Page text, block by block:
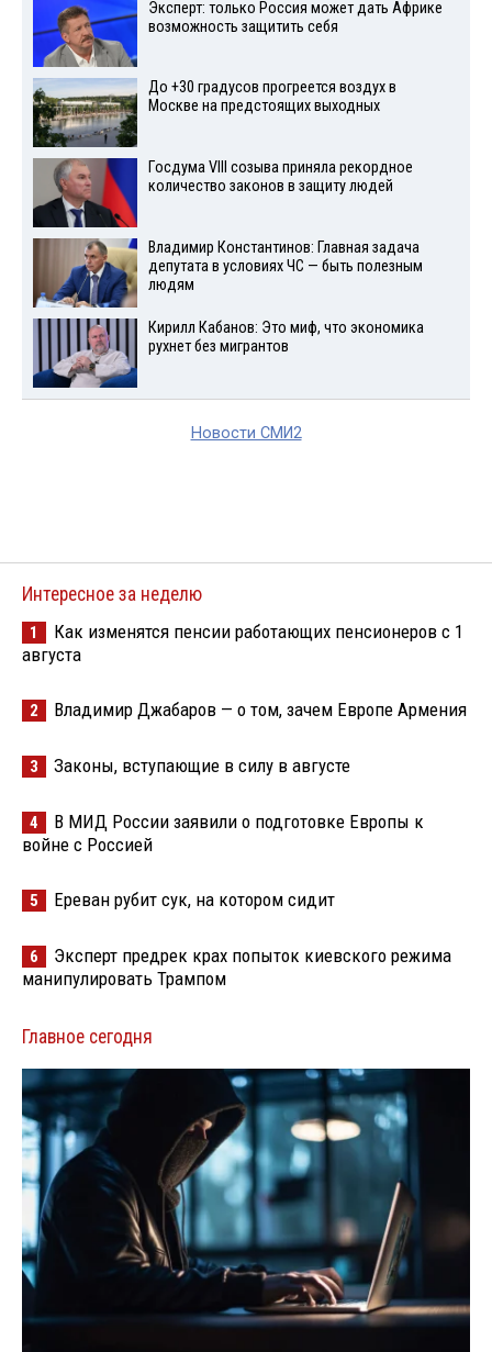
Эксперт: только Россия может дать Африке
возможность защитить себя
До +30 градусов прогреется воздух в
Москве на предстоящих выходных
Госдума VIII созыва приняла рекордное
количество законов в защиту людей
Владимир Константинов: Главная задача
депутата в условиях ЧС — быть полезным
людям
Кирилл Кабанов: Это миф, что экономика
рухнет без мигрантов
Новости СМИ2
Интересное за неделю
1
Как изменятся пенсии работающих пенсионеров с 1
августа
2 Владимир Джабаров — о том, зачем Европе Армения
3 Законы, вступающие в силу в августе
4
В МИД России заявили о подготовке Европы к
войне с Россией
5 Ереван рубит сук, на котором сидит
6
Эксперт предрек крах попыток киевского режима
манипулировать Трампом
Главное сегодня